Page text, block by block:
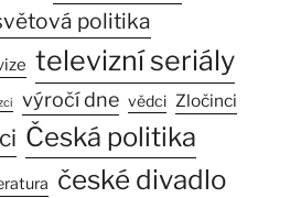
politika
televizní seriály
výročí dne vědci Zločinci
Česká politika
české divadlo